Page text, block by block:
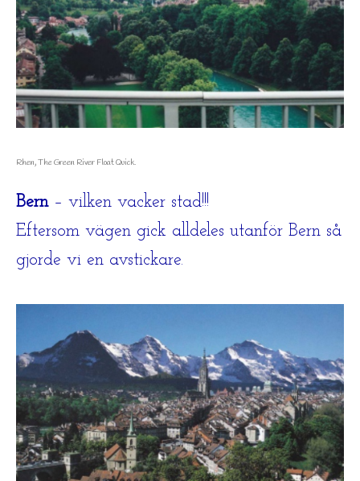
Rhen, The Green River Float Quick.
Bern– vilken vacker stad!!!
Eftersom vägen gick alldeles utanför Bern så
gjorde vi en avstickare.